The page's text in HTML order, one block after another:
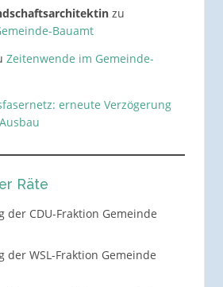
zu
Bauamt
Zeitenwende im Gemeinde-
erneute Verzögerung
Räte
der CDU-Fraktion Gemeinde
der WSL-Fraktion Gemeinde